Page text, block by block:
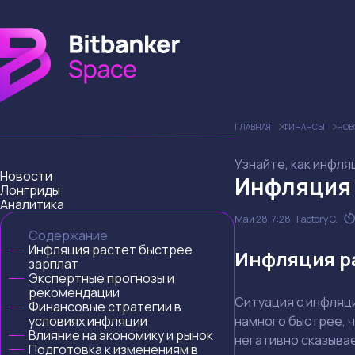
Новости
Лонгриды
Аналитика
Содержание
Инфляция растет быстрее
зарплат
Экспертные прогнозы и
рекомендации
Финансовые стратегии в
условиях инфляции
Влияние на экономику и рынок
Подготовка к изменениям в
ГЛАВНАЯ ФИНАНСЫ
Узнайте, как
Инфляция
Май 28, 7:28 Factory C.
Инфляция
Ситуация с
намного быстрее,
негативно